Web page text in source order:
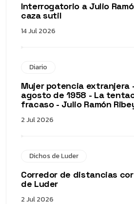
Interrogatorio a Julio
caza sutil
14 Jul 2026
Diario
Mujer potencia extranjera
agosto de 1958 - La
fracaso - Julio Ramón
2 Jul 2026
Dichos de Luder
Corredor de distancias
de Luder
2 Jul 2026